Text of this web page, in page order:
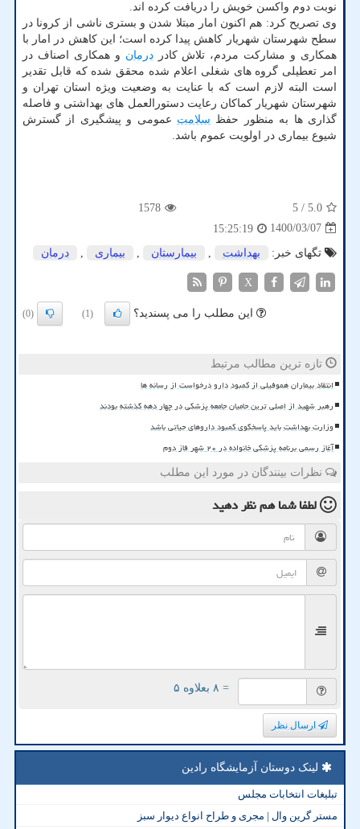
نوبت دوم واکسن خویش را دریافت کرده اند.
وی تصریح کرد: هم اکنون امار مبتلا شدن و بستری ناشی از کرونا در
سطح شهرستان شهریار کاهش پیدا کرده است؛ این کاهش در امار با
همکاری و مشارکت مردم، تلاش کادردرمان و همکاری اصناف در
امر تعطیلی گروه های شغلی اعلام شده محقق شده که قابل تقدیر
است البته لازم است که با عنایت به وضعیت ویژه استان تهران و
شهرستان شهریار کماکان رعایت دستورالعمل های بهداشتی و فاصله
گذاری ها به منظور حفظ سلامت عمومی و پیشگیری از گسترش
شیوع بیماری در اولویت عموم باشد.
5.0
/ 5
1578
1400/03/07
15:25:19
تگهای خبر:
بهداشت , بیمارستان , بیماری , درمان
X
این مطلب را می پسندید؟ (1)
(0)
تازه ترین مطالب مرتبط
انتقاد بیماران هموفیلی از کمبود دارو درخواست از رسانه ها
رهبر شهید از اصلی ترین حامیان جامعه پزشکی در چهار دهه گذشته بودند
وزارت بهداشت باید پاسخگوی کمبود داروهای حیاتی باشد
آغاز رسمی برنامه پزشکی خانواده در ۲۰ شهر فاز دوم
نظرات بینندگان در مورد این مطلب
لطفا شما همنظر دهید
= ۸ بعلاوه ۵
ارسال نظر
لینک دوستان آزمایشگاه رادین
تبلیغات انتخابات مجلس
مستر گرین وال | مجری و طراح انواع دیوار سبز